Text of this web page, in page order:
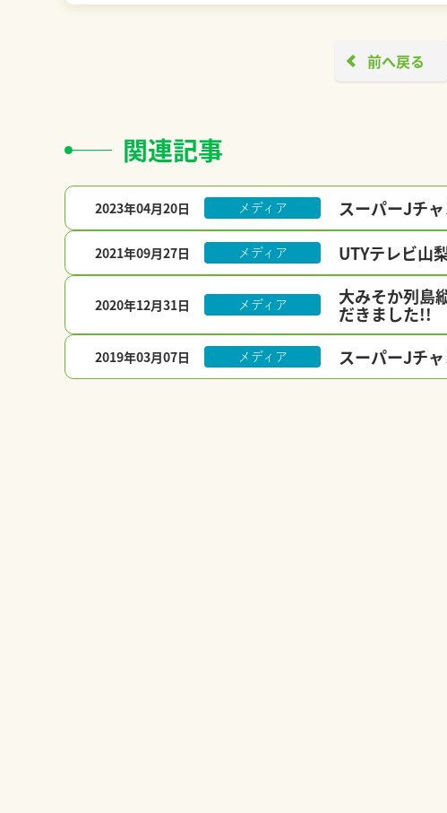
前へ戻る
関連記事
2023年04月20日 メディア スーパーJチ
2021年09月27日 メディア UTYテレビ山
2020年12月31日 メディア 大みそか列島
だきました!!
2019年03月07日 メディア スーパーJチ